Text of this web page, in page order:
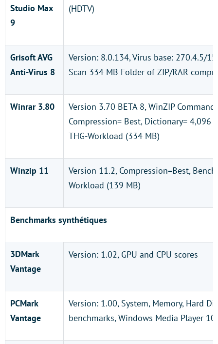
Studio Max
9
(HDTV)
Grisoft AVG
Anti-Virus 8
Version: 8.0.134, Virus base: 270.4.5/
Scan 334 MB Folder of ZIP/RAR
Winrar 3.80
Version 3.70 BETA 8, WinZIP
Compression= Best, Dictionary= 4,096
THG-Workload (334 MB)
Winzip 11
Version 11.2, Compression=Best,
Workload (139 MB)
Benchmarks synthétiques
3DMark
Vantage
Version: 1.02, GPU and CPU scores
PCMark
Vantage
Version: 1.00, System, Memory, Hard
benchmarks, Windows Media Player